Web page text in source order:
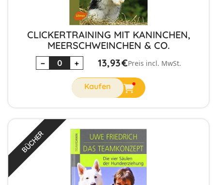
CLICKERTRAINING MIT KANINCHEN,
MEERSCHWEINCHEN & CO.
− + 13,93€Preis incl. MwSt.
BÜCHER